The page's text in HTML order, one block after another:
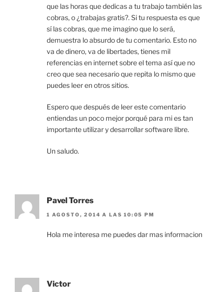
que las horas que dedicas a tu trabajo también las
cobras, o ¿trabajas gratis?. Si tu respuesta es que
sí las cobras, que me imagino que lo será,
demuestra lo absurdo de tu comentario. Esto no
va de dinero, va de libertades, tienes mil
referencias en internet sobre el tema así que no
creo que sea necesario que repita lo mismo que
puedes leer en otros sitios.
Espero que después de leer este comentario
entiendas un poco mejor porqué para mi es tan
importante utilizar y desarrollar software libre.
Un saludo.
Pavel Torres
1 AGOSTO, 2014 A LAS 10:05 PM
Hola me interesa me puedes dar mas informacion
Victor